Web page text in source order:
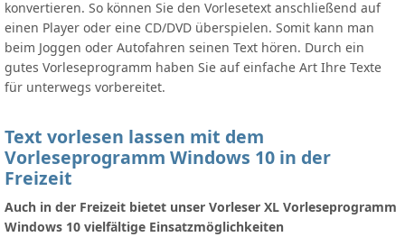
konvertieren. So können Sie den Vorlesetext anschließend auf
einen Player oder eine CD/DVD überspielen. Somit kann man
beim Joggen oder Autofahren seinen Text hören. Durch ein
gutes Vorleseprogramm haben Sie auf einfache Art Ihre Texte
für unterwegs vorbereitet.
Text vorlesen lassen mit dem
Vorleseprogramm Windows 10 in der
Freizeit
Auch in der Freizeit bietet unser Vorleser XL Vorleseprogramm
Windows 10 vielfältige Einsatzmöglichkeiten